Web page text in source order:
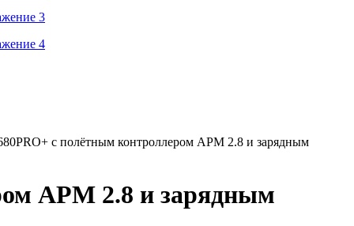
с полётным контроллером APM 2.8 и зарядным
APM 2.8 и зарядным